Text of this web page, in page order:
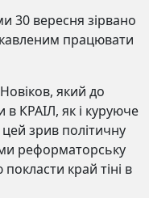
30 вересня зірвано
працювати
який до
КРАІЛ, як і куруюче
зрив політичну
ми реформаторську
край тіні в